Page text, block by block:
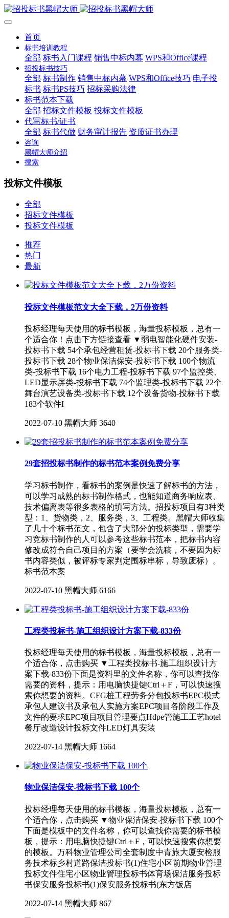
首页
标书培训教程
全部 标书入门课程 销售中标内幕 WPS和Office课程
招投标书技巧
全部 标书制作 销售中标内幕 WPS和Office技巧 电子投
标书 标书PS技巧 招标采购法律
标书范本下载
全部 招标文件模板 投标文件模板
代写标书/证书
全部 标书代做 财务审计报告 资质证书办理
咨询
黑帽大师介绍
搜索
投标文件模板
全部
招标文件模板
投标文件模板
推荐
热门
最新
投标文件模板范文大全下载，2万份资料
投标经理每天使用的标书模板，海量投标模板，总有一
个适合你！点击下方链接查看 ▼弱电智能化硬件安装-
投标书下载 54个承包经营租赁-投标书下载 20个服务类-
投标书下载 28个物业保洁保安-投标书下载 100个物流
类-投标书下载 16个电力工程-投标书下载 97个监控类、
LED显示屏类-投标书下载 74个监理类-投标书下载 22个
舞台演艺设备类-投标书下载 12个设备货物-投标书下载
183个软件I
2022-07-10 黑帽大师 3640
29套招投标书制作的标书范本案例免费分享
学习标书制作，看标书的案例是快速了解标书的方法，
可以学习成熟的标书制作格式，也能知道商务响应表、
技术偏离表等很多表格的填写方法。招投标项目有3种类
型：1、货物类，2、服务类，3、工程类。黑帽大师收集
了几十个标书范文，包含了大部分的投标类型，需要学
习竞标书制作的人可以参考这些标书范本，把标书内容
修改成符合自己项目的方案（要学会洗稿，不要因为标
书内容类似，被评标专家判定围标串标，导致废标）。
标书范本案
2022-07-10 黑帽大师 6166
工程类投标书-施工组织设计方案下载-833份
投标经理每天使用的标书模板，海量投标模板，总有一
个适合你，点击购买 ▼工程类投标书-施工组织设计方
案下载-833份下面是资料里的文件名称，你可以查找你
需要的资料，提示：用电脑快捷键Ctrl＋F，可以快速搜
索你想要的资料。CFG桩工程劳务分包投标书EPC模式
承包人建议书及承包人实施方案EPC项目各阶段工作及
文件的要求EPC项目项目管理要点Hdpe管施工工艺hotel
餐厅改造设计投标文件LED灯具安装
2022-07-14 黑帽大师 1664
物业保洁保安-投标书下载 100个
投标经理每天使用的标书模板，海量投标模板，总有一
个适合你，点击购买 ▼物业保洁保安-投标书下载 100个
下面是模板中的文件名称，你可以查找你需要的标书模
板，提示：用电脑快捷键Ctrl＋F，可以快速搜索你想要
的模板。万科物业管理公司全套制度中青旅大厦安检服
务技术标乡村道路保洁投标书(1)住宅小区前期物业管理
投标文件住宅小区物业管理投标书体育场保洁服务投标
书保安服务投标书(1)保安服务投标书(东方饭店
2022-07-14 黑帽大师 867